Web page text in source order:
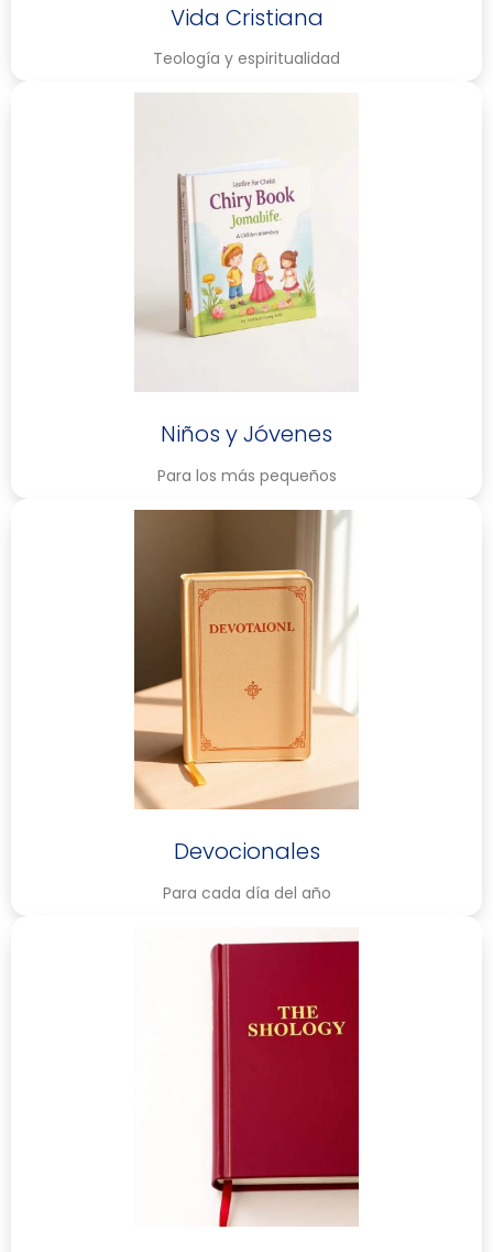
Vida Cristiana
Teología y espiritualidad
Niños y Jóvenes
Para los más pequeños
Devocionales
Para cada día del año